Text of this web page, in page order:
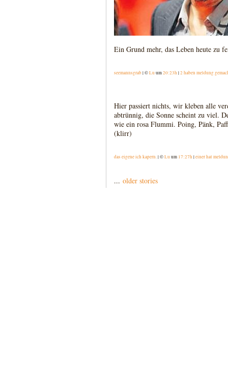
Ein Grund mehr, das Leben heute zu
seemannsgrab| ©Lu um20:23h |2 haben meldung
Hier passiert nichts, wir kleben alle
abtrünnig, die Sonne scheint zu viel.
wie ein rosa Flummi. Poing, Pänk,
(klirr)
das eigene ich kapern.| ©Lu um 17:27h |einer hat
... older stories